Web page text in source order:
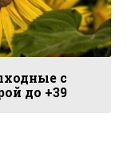
с
до +39